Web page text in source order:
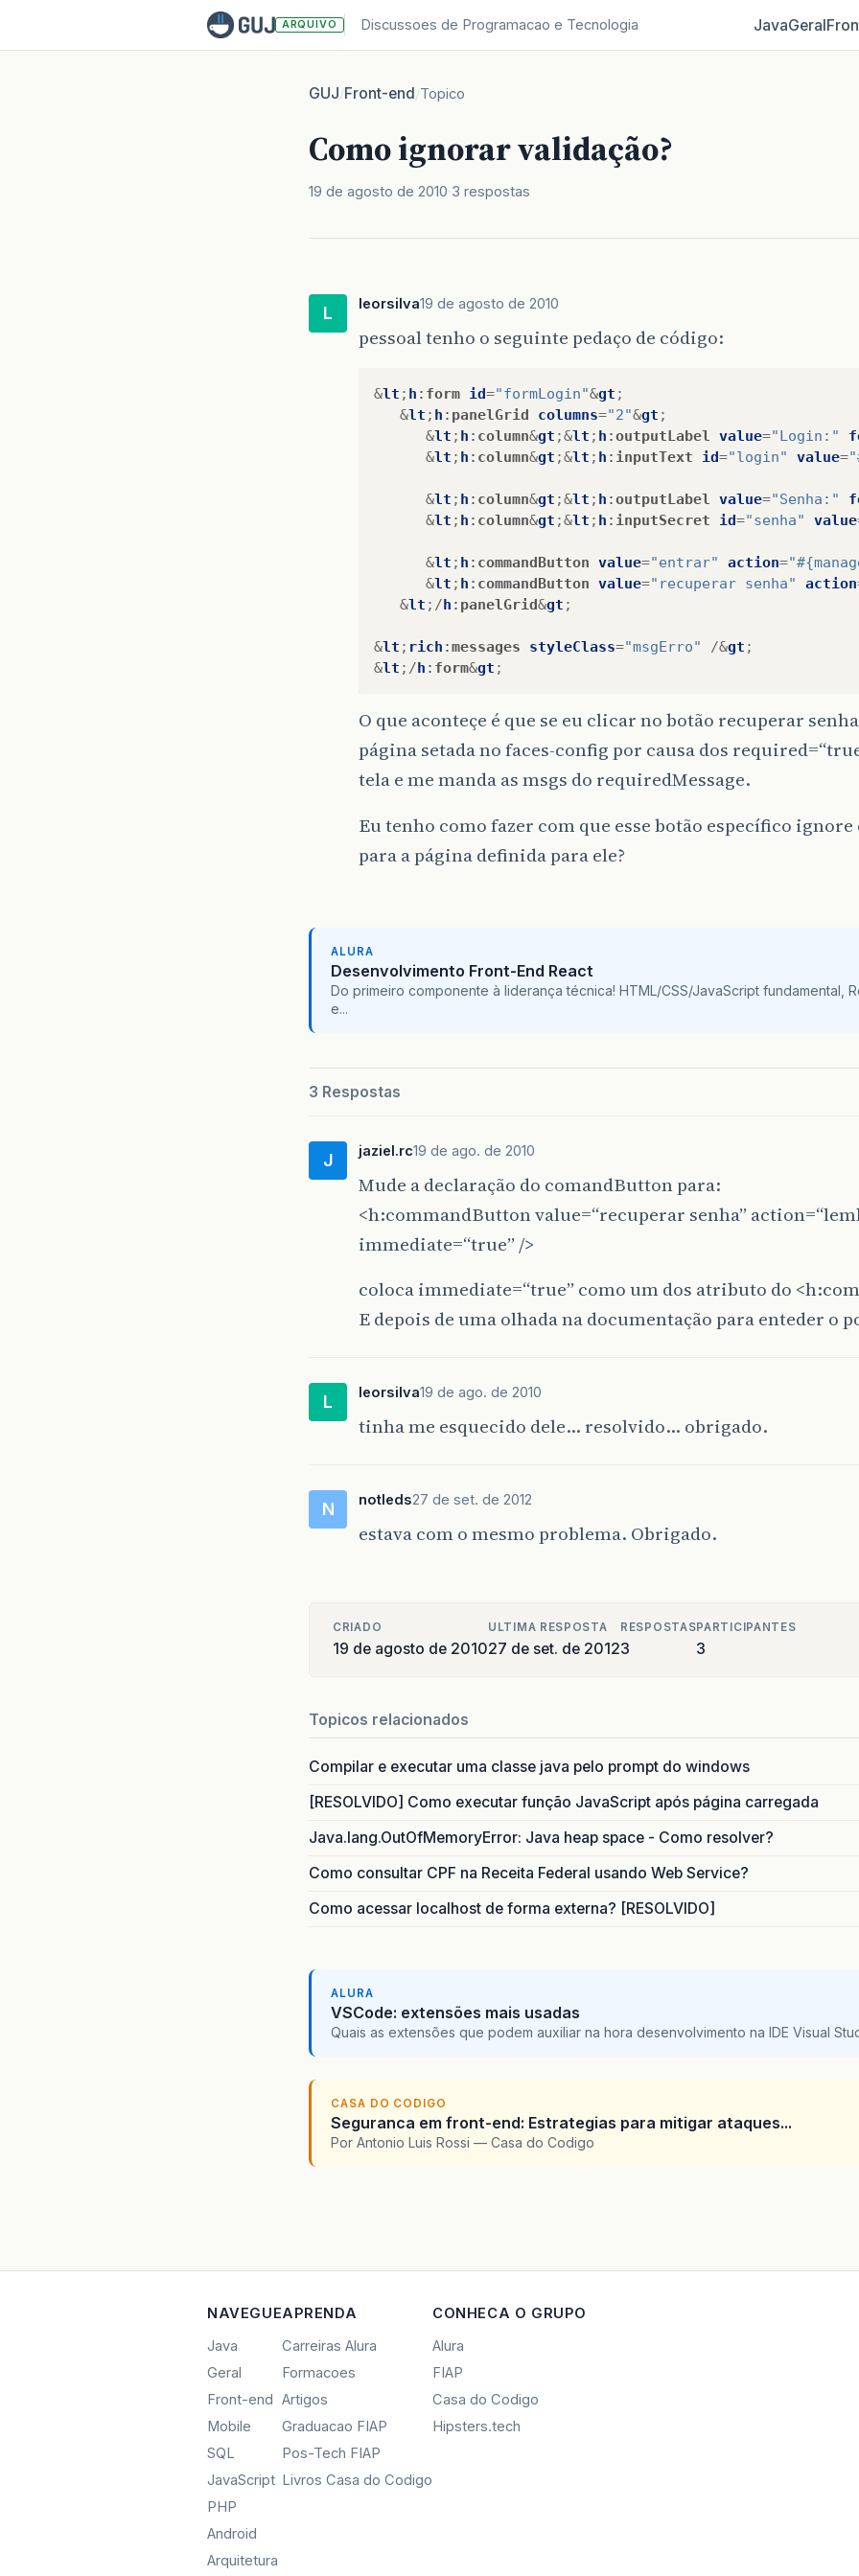
ARQUIVO Discussoes de Programacao e Tecnologia JavaGeral
GUJ/Front-end/Topico
Como ignorar validação?
19 de agosto de 2010 3 respostas
L leorsilva19 de agosto de 2010
pessoal tenho o seguinte pedaço de código:
&lt ; h : form id="formLogin"&gt ;
&lt ; h : panelGrid columns="2"&gt ;
&lt ; h : column&gt ;&lt ; h :outputLabel value="Login:"
&lt ; h : column&gt ;&lt ; h : inputText id="login" value=
&lt ; h : column&gt ;&lt ; h :outputLabel value="Senha:"
&lt ; h : column&gt ;&lt ; h : inputSecret id="senha" value
&lt ; h : commandButton value="entrar" action=
&lt ; h : commandButton value="recuperar senha" action
&lt ;/h : panelGrid&gt ;
&lt ; rich :messages styleClass="msgErro" /&gt ;
&lt ;/h : form&gt ;
O que aconteçe é que se eu clicar no botão recuperar
página setada no faces-config por causa dos
tela e me manda as msgs do requiredMessage.
Eu tenho como fazer com que esse botão específico ignore
para a página definida para ele?
ALURA
Desenvolvimento Front-End React
Do primeiro componente à liderança técnica! HTML/CSS/JavaScript fundamental,
e...
3 Respostas
J jaziel.rc19 de ago. de 2010
Mude a declaração do comandButton para:
<h:commandButton value=“recuperar senha”
immediate=“true” />
coloca immediate=“true” como um dos atributo do
E depois de uma olhada na documentação para enteder o
L leorsilva19 de ago. de 2010
tinha me esquecido dele… resolvido… obrigado.
N notleds27 de set. de 2012
estava com o mesmo problema. Obrigado.
CRIADO
19 de agosto de 2010
ULTIMA RESPOSTA
27 de set. de 2012
RESPOSTAS
3
PARTICIPANTES
3
Topicos relacionados
Compilar e executar uma classe java pelo prompt do windows
[RESOLVIDO] Como executar função JavaScript após página carregada
Java.lang.OutOfMemoryError: Java heap space - Como resolver?
Como consultar CPF na Receita Federal usando Web Service?
Como acessar localhost de forma externa? [RESOLVIDO]
ALURA
VSCode: extensões mais usadas
Quais as extensões que podem auxiliar na hora desenvolvimento na IDE Visual
CASA DO CODIGO
Seguranca em front-end: Estrategias para mitigar ataques...
Por Antonio Luis Rossi — Casa do Codigo
NAVEGUE
Java
Geral
Front-end
Mobile
SQL
JavaScript
PHP
Android
Arquitetura
APRENDA
Carreiras Alura
Formacoes
Artigos
Graduacao FIAP
Pos-Tech FIAP
Livros Casa do Codigo
CONHECA O GRUPO
Alura
FIAP
Casa do Codigo
Hipsters.tech